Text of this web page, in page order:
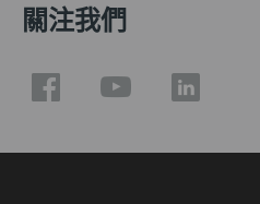
關注我們